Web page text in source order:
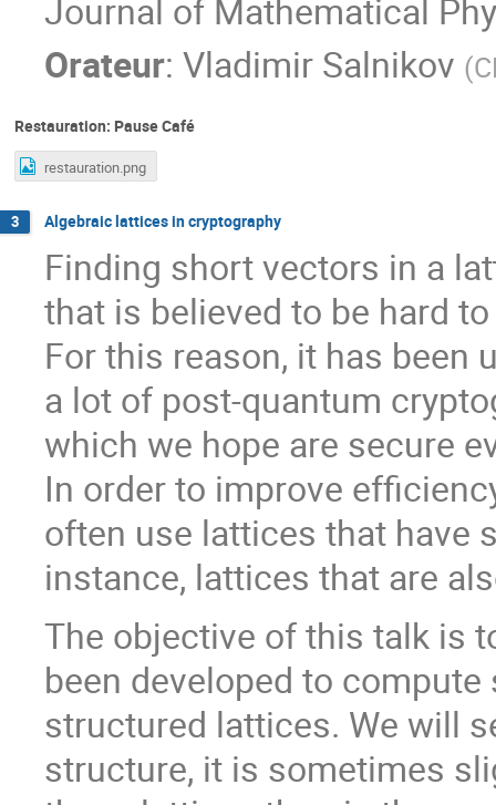
Journal of Mathematical
Orateur: Vladimir Salnikov (
Restauration: Pause Café
restauration.png
3 Algebraic lattices in cryptography
Finding short vectors in a
that is believed to be hard
For this reason, it has been
a lot of post-quantum
which we hope are secure
In order to improve
often use lattices that have
instance, lattices that are
The objective of this talk is
been developed to
structured lattices. We will
structure, it is sometimes